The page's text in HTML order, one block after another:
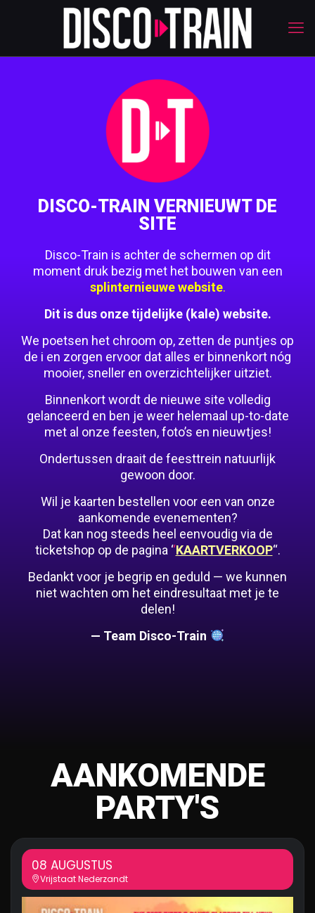
DISCO-TRAIN VERNIEUWT DE
SITE
Disco-Train is achter de schermen op dit
moment druk bezig met het bouwen van een
splinternieuwe website.
Dit is dus onze tijdelijke (kale) website.
We poetsen het chroom op, zetten de puntjes op
de i en zorgen ervoor dat alles er binnenkort nóg
mooier, sneller en overzichtelijker uitziet.
Binnenkort wordt de nieuwe site volledig
gelanceerd en ben je weer helemaal up-to-date
met al onze feesten, foto’s en nieuwtjes!
Ondertussen draait de feesttrein natuurlijk
gewoon door.
Wil je kaarten bestellen voor een van onze
aankomende evenementen?
Dat kan nog steeds heel eenvoudig via de
ticketshop op de pagina ‘‘KAARTVERKOOP“.
Bedankt voor je begrip en geduld — we kunnen
niet wachten om het eindresultaat met je te
delen!
— Team Disco-Train
AANKOMENDE
PARTY'S
08 AUGUSTUS
Vrijstaat Nederzandt